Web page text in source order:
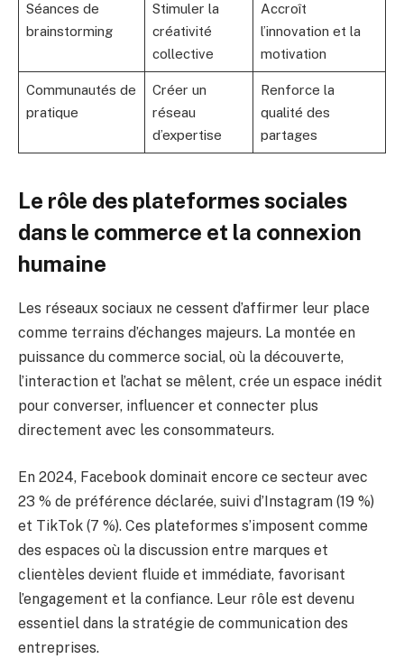
Séances de
brainstorming
Stimuler la
créativité
collective
Accroît
l’innovation et la
motivation
Communautés de
pratique
Créer un
réseau
d’expertise
Renforce la
qualité des
partages
Le rôle des plateformes sociales
dans le commerce et la connexion
humaine
Les réseaux sociaux ne cessent d’affirmer leur place
comme terrains d’échanges majeurs. La montée en
puissance du commerce social, où la découverte,
l’interaction et l’achat se mêlent, crée un espace inédit
pour converser, influencer et connecter plus
directement avec les consommateurs.
En 2024, Facebook dominait encore ce secteur avec
23 % de préférence déclarée, suivi d’Instagram (19 %)
et TikTok (7 %). Ces plateformes s’imposent comme
des espaces où la discussion entre marques et
clientèles devient fluide et immédiate, favorisant
l’engagement et la confiance. Leur rôle est devenu
essentiel dans la stratégie de communication des
entreprises.